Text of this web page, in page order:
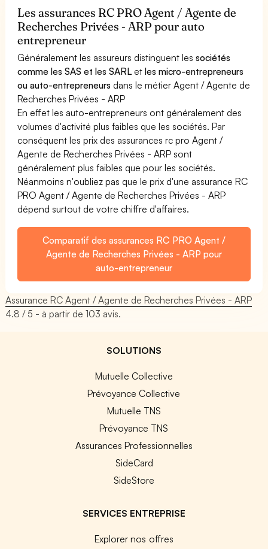
Les assurances RC PRO Agent / Agente de
Recherches Privées - ARP pour auto
entrepreneur
Généralement les assureurs distinguent lessociétés
comme les SAS et les SARL etles micro-entrepreneurs
ou auto-entrepreneurs dans le métier Agent / Agente de
Recherches Privées - ARP
En effet les auto-entrepreneurs ont généralement des
volumes d'activité plus faibles que les sociétés. Par
conséquent les prix des assurances rc pro Agent /
Agente de Recherches Privées - ARP sont
généralement plus faibles que pour les sociétés.
Néanmoins n'oubliez pas que le prix d'une assurance RC
PRO Agent / Agente de Recherches Privées - ARP
dépend surtout de votre chiffre d'affaires.
Comparatif des assurances RC PRO Agent /
Agente de Recherches Privées - ARP pour
auto-entrepreneur
Assurance RC Agent / Agente de Recherches Privées - ARP
4.8 / 5 - à partir de103 avis.
SOLUTIONS
Mutuelle Collective
Prévoyance Collective
Mutuelle TNS
Prévoyance TNS
Assurances Professionnelles
SideCard
SideStore
SERVICES ENTREPRISE
Explorer nos offres